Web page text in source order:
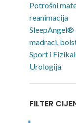
Potrošni
reanimacija
madraci,
Sport i
Urologija
FILTER